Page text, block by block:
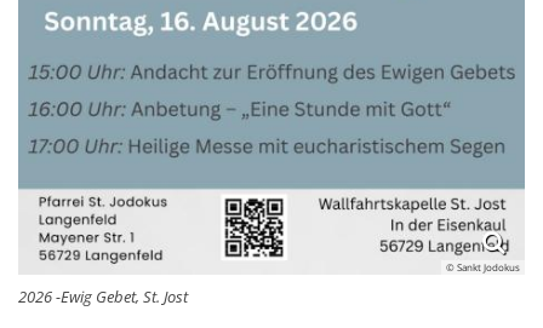
© Sankt Jodokus
2026 -Ewig Gebet, St. Jost